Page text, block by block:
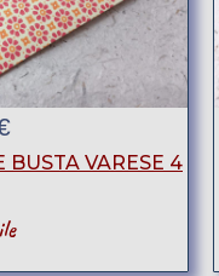
BUSTA VARESE 4